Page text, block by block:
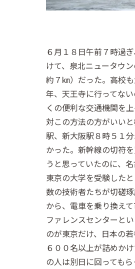
６月１８日午前７時過
けて、泉北ニュータウ
約７㎞）だった。高校
年、天王寺に行ってな
くの便利な交通機関を
対この方法の方がいい
駅、新大阪駅８時５１
かった。新幹線の切符
うと思っていたのに、
東京の大学を受験した
数の技術者たちが切磋
から、電車を乗り換え
ファレンスセンターと
のが東京だけ、日本の
６００名以上が詰めか
の人は別日に回っても